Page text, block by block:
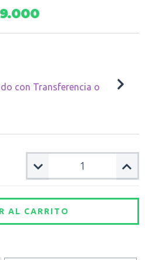
con Transferencia o